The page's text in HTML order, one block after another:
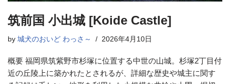
筑前国 小出城 [Koide Castle]
by 城犬のおいど わっさ～ 2026年4月10日
概要 福岡県筑紫野市杉塚に位置する中世の山城。杉塚2丁目付
近の丘陵上に築かれたとされるが、詳細な歴史や城主に関す